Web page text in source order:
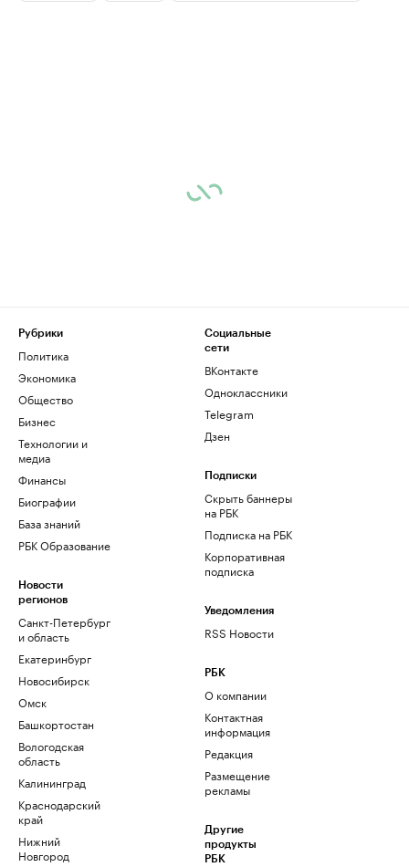
Рубрики
Политика
Экономика
Общество
Бизнес
Технологии и
медиа
Финансы
Биографии
База знаний
РБК Образование
Новости
регионов
Санкт-Петербург
и область
Екатеринбург
Новосибирск
Омск
Башкортостан
Вологодская
область
Калининград
Краснодарский
край
Нижний
Новгород
Социальные
сети
ВКонтакте
Одноклассники
Telegram
Дзен
Подписки
Скрыть баннеры
на РБК
Подписка на РБК
Корпоративная
подписка
Уведомления
RSS Новости
РБК
О компании
Контактная
информация
Редакция
Размещение
рекламы
Другие
продукты
РБК